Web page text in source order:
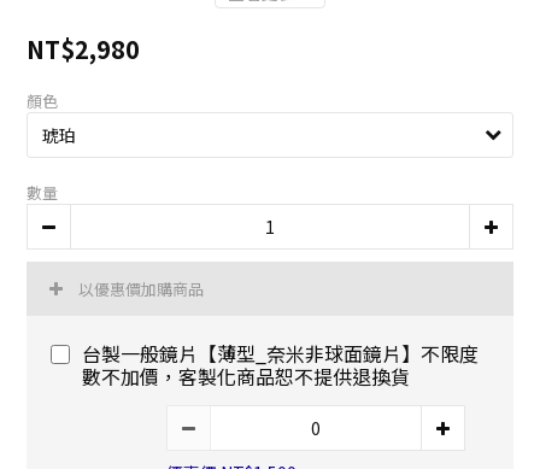
NT$2,980
顏色
數量
以優惠價加購商品
台製一般鏡片【薄型_奈米非球面鏡片】不限度
數不加價，客製化商品恕不提供退換貨